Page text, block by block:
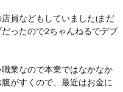
員などもしていました(まだ
ったので2ちゃんねるでデブ
業なので本業ではなかなか
がすくので、最近はお金に